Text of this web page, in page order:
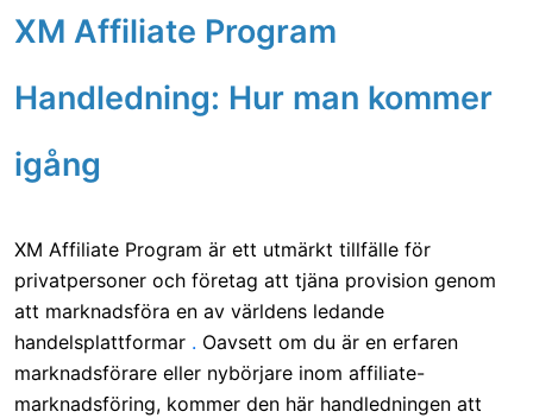
XM Affiliate Program
Handledning: Hur man kommer
igång
XM Affiliate Program är ett utmärkt tillfälle för
privatpersoner och företag att tjäna provision genom
att marknadsföra en av världens ledande
handelsplattformar . Oavsett om du är en erfaren
marknadsförare eller nybörjare inom affiliate-
marknadsföring, kommer den här handledningen att